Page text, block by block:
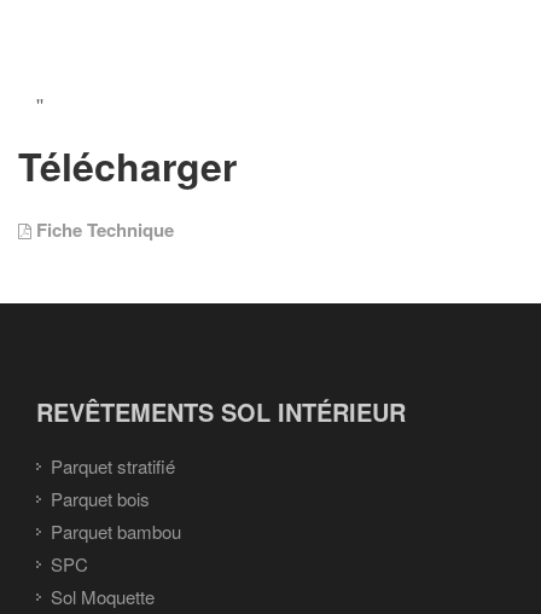
''
Télécharger
Fiche Technique
REVÊTEMENTS SOL INTÉRIEUR
Parquet stratifié
Parquet bois
Parquet bambou
SPC
Sol Moquette